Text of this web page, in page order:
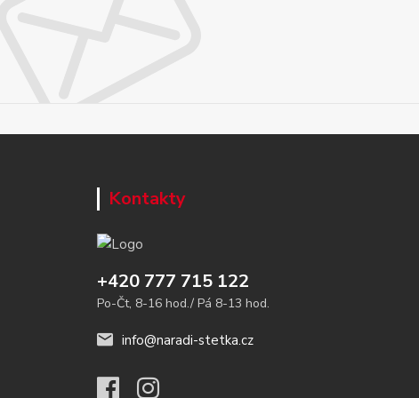
Kontakty
+420 777 715 122
Po-Čt, 8-16 hod./ Pá 8-13 hod.
info@naradi-stetka.cz